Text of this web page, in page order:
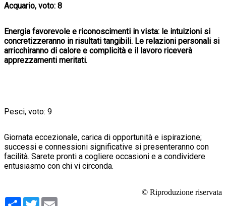
Acquario, voto: 8
Energia favorevole e riconoscimenti in vista: le intuizioni si
concretizzeranno in risultati tangibili. Le relazioni personali si
arricchiranno di calore e complicità e il lavoro riceverà
apprezzamenti meritati.
Pesci, voto: 9
Giornata eccezionale, carica di opportunità e ispirazione;
successi e connessioni significative si presenteranno con
facilità. Sarete pronti a cogliere occasioni e a condividere
entusiasmo con chi vi circonda.
© Riproduzione riservata
Condividi
Twitter